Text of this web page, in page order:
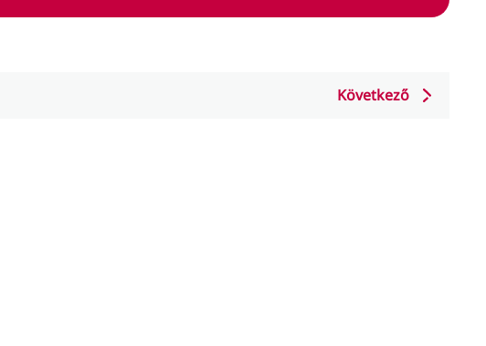
Következő